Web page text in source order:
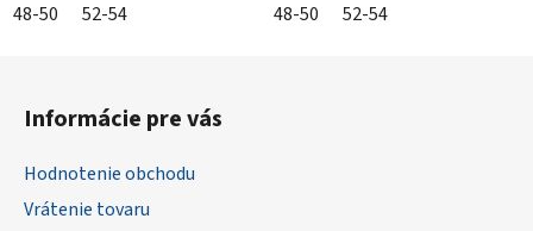
48-50 52-54 48-50 52-54
Informácie pre vás
Hodnotenie obchodu
Vrátenie tovaru